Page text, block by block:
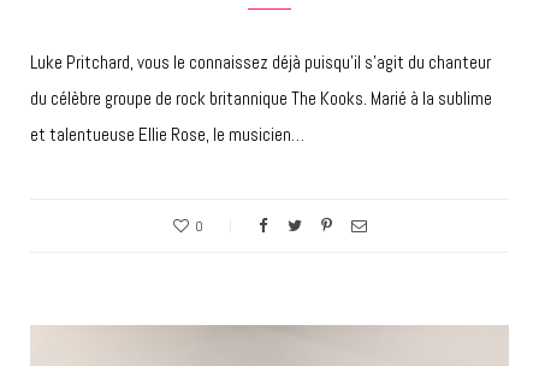
Luke Pritchard, vous le connaissez déjà puisqu’il s’agit du chanteur
du célèbre groupe de rock britannique The Kooks. Marié à la sublime
et talentueuse Ellie Rose, le musicien…
0